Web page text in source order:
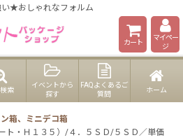
い★おしゃれなフォルム
カート
マイペー
ジ
索
イベントから
探す
FAQよくあるご
質問
ホーム
箱、ミニデコ箱
ト・Ｈ１３５）/４．５ＳＤ/５ＳＤ／単価